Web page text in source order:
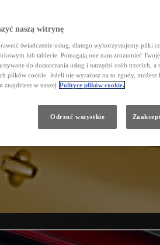
naszą witrynę
świadczenie usług, dlatego wykorzystujemy pliki
lub tablecie. Pomagają one nam zrozumieć
do dostarczania usług i narzędzi osób trzecich, a
plików cookie. Jeżeli nie wyrażasz na to zgody, możesz
znajdziesz w naszej Polityce plików cookie.
Odrzuć wszystkie